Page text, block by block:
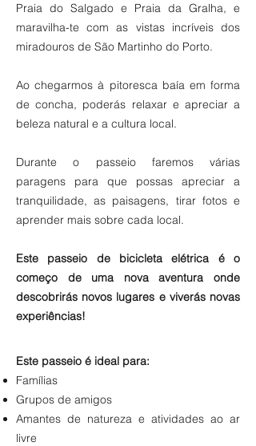
Praia do Salgado e Praia da Gralha, e
maravilha-te com as vistas incríveis dos
miradouros de São Martinho do Porto.
Ao chegarmos à pitoresca baía em forma
de concha, poderás relaxar e apreciar a
beleza natural e a cultura local.
Durante o passeio faremos várias
paragens para que possas apreciar a
tranquilidade, as paisagens, tirar fotos e
aprender mais sobre cada local.
Este passeio de bicicleta elétrica é o
começo de uma nova aventura onde
descobrirás novos lugares e viverás novas
experiências!
Este passeio é ideal para:
Famílias
Grupos de amigos
Amantes de natureza e atividades ao ar
livre